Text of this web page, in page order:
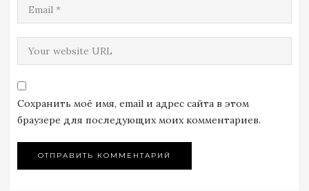
Сохранить моё имя, email и адрес сайта в этом
браузере для последующих моих комментариев.